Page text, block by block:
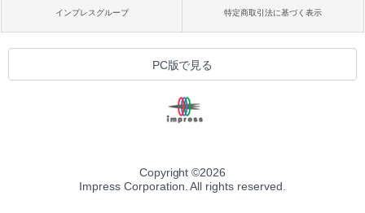
インプレスグループ 特定商取引法に基づく表示
PC版で見る
Copyright ©2026
Impress Corporation. All rights reserved.